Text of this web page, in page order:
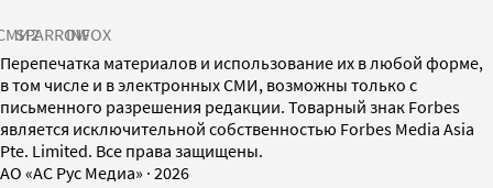
SPARROWINFOX
Перепечатка материалов и использование их в любой форме,
в том числе и в электронных СМИ, возможны только с
письменного разрешения редакции. Товарный знак Forbes
является исключительной собственностью Forbes Media Asia
Pte. Limited. Все права защищены.
AO «АС Рус Медиа» · 2026